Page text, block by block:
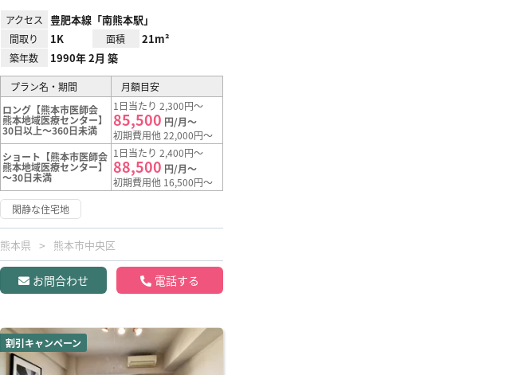
アクセス 豊肥本線「南熊本駅」
間取り 1K 面積 21m²
築年数 1990年 2月 築
プラン名・期間
月額目安
ロング【熊本市医師会
熊本地域医療センター】
30日以上～360日未満
1日当たり 2,300円～
85,500 円/月～
初期費用他 22,000円～
ショート【熊本市医師会
熊本地域医療センター】
～30日未満
1日当たり 2,400円～
88,500 円/月～
初期費用他 16,500円～
閑静な住宅地
熊本県 熊本市中央区
お問合わせ 電話する
割引キャンペーン